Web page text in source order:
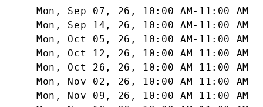
gegeben die benötigt wurde, um die Übungen
richtig und ordentlich auszuführen! Es ist
offensichtlich gewesen, dass du weißt, was du
machst! Dankeschön für alles ❤️! Die Sporteinheit
wird mir fehlen😔.
Tatjana, Jul 30
Super Kurs, man wird wieder fit und das mit Kind.
Mon, Sep 07, 26 , 10:00 AM- 11:00 AM
Mon, Sep 14, 26 , 10:00 AM- 11:00 AM
Mon, Oct 05, 26 , 10:00 AM- 11:00 AM
Mon, Oct 12, 26 , 10:00 AM- 11:00 AM
Mon, Oct 26, 26 , 10:00 AM- 11:00 AM
Mon, Nov 02, 26 , 10:00 AM- 11:00 AM
Mon, Nov 09, 26 , 10:00 AM- 11:00 AM